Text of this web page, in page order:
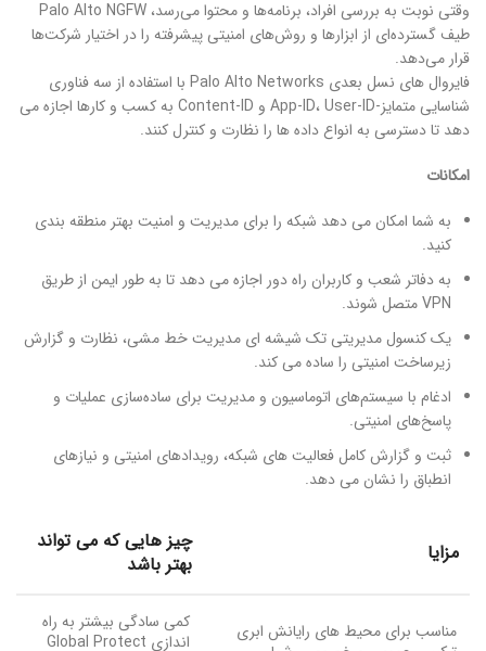
وقتی نوبت به بررسی افراد، برنامه‌ها و محتوا می‌رسد، Palo Alto NGFW
طیف گسترده‌ای از ابزارها و روش‌های امنیتی پیشرفته را در اختیار شرکت‌ها
قرار می‌دهد.
فایروال های نسل بعدی Palo Alto Networks با استفاده از سه فناوری
شناسایی متمایز-App-ID، User-ID و Content-ID به کسب و کارها اجازه می
دهد تا دسترسی به انواع داده ها را نظارت و کنترل کنند.
امکانات
به شما امکان می دهد شبکه را برای مدیریت و امنیت بهتر منطقه بندی
کنید.
به دفاتر شعب و کاربران راه دور اجازه می دهد تا به طور ایمن از طریق
VPN متصل شوند.
یک کنسول مدیریتی تک شیشه ای مدیریت خط مشی، نظارت و گزارش
زیرساخت امنیتی را ساده می کند.
ادغام با سیستم‌های اتوماسیون و مدیریت برای ساده‌سازی عملیات و
پاسخ‌های امنیتی.
ثبت و گزارش کامل فعالیت های شبکه، رویدادهای امنیتی و نیازهای
انطباق را نشان می دهد.
مزایا
چیز هایی که می تواند
بهتر باشد
مناسب برای محیط های رایانش ابری
کمی سادگی بیشتر به راه
اندازی Global Protect